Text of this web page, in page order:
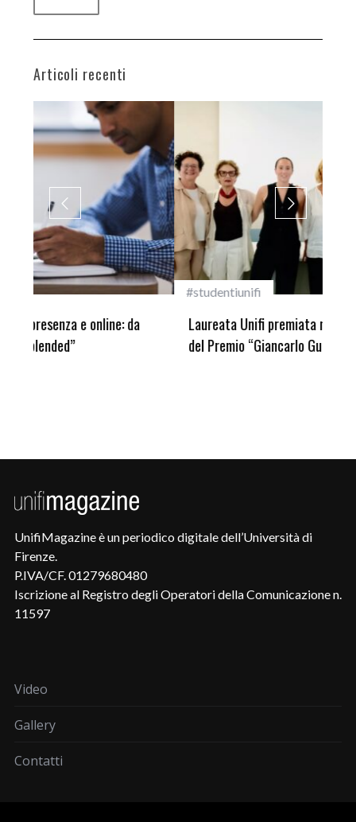
Articoli recenti
#studentiunifi
Laureata Unifi premiata nella settima edizione
del Premio “Giancarlo Guasti”
UnifiMagazine è un periodico digitale dell’Università di
Firenze.
P.IVA/CF. 01279680480
Iscrizione al Registro degli Operatori della Comunicazione n.
11597
Video
Gallery
Contatti